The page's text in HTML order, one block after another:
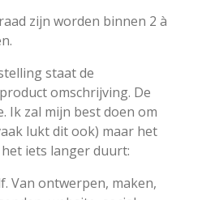
zijn worden binnen 2 à
staat de
omschrijving. De
Ik zal mijn best doen om
lukt dit ook) maar het
iets langer duurt:
Van ontwerpen, maken,